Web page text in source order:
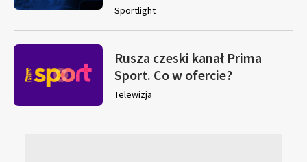
Sportlight
Rusza czeski kanał Prima
Sport. Co w ofercie?
Telewizja